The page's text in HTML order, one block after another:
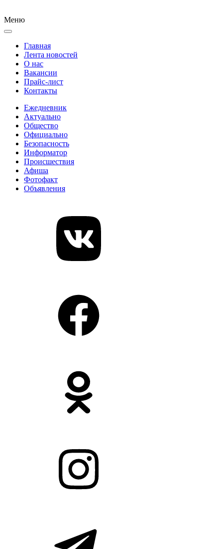
Меню
Главная
Лента новостей
О нас
Вакансии
Прайс-лист
Контакты
Ежедневник
Актуально
Общество
Официально
Безопасность
Информатор
Происшествия
Афиша
Фотофакт
Объявления